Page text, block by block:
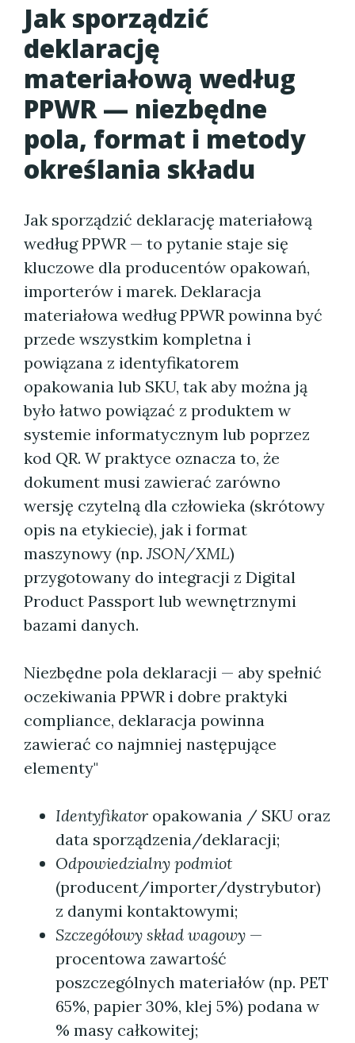
Jak sporządzić
deklarację
materiałową według
PPWR — niezbędne
pola, format i metody
określania składu
Jak sporządzić deklarację materiałową
według PPWR — to pytanie staje się
kluczowe dla producentów opakowań,
importerów i marek. Deklaracja
materiałowa według PPWR powinna być
przede wszystkim kompletna i
powiązana z identyfikatorem
opakowania lub SKU, tak aby można ją
było łatwo powiązać z produktem w
systemie informatycznym lub poprzez
kod QR. W praktyce oznacza to, że
dokument musi zawierać zarówno
wersję czytelną dla człowieka (skrótowy
opis na etykiecie), jak i format
maszynowy (np.JSON/XML)
przygotowany do integracji z Digital
Product Passport lub wewnętrznymi
bazami danych.
Niezbędne pola deklaracji — aby spełnić
oczekiwania PPWR i dobre praktyki
compliance, deklaracja powinna
zawierać co najmniej następujące
elementy"
Identyfikator opakowania / SKU oraz
data sporządzenia/deklaracji;
Odpowiedzialny podmiot
(producent/importer/dystrybutor)
z danymi kontaktowymi;
Szczegółowy skład wagowy —
procentowa zawartość
poszczególnych materiałów (np. PET
65%, papier 30%, klej 5%) podana w
% masy całkowitej;